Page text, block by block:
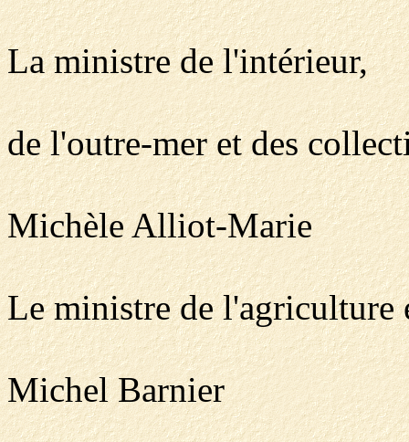
La ministre de l'intérieur,
de l'outre-mer et des
Michèle Alliot-Marie
Le ministre de l'agriculture
Michel Barnier